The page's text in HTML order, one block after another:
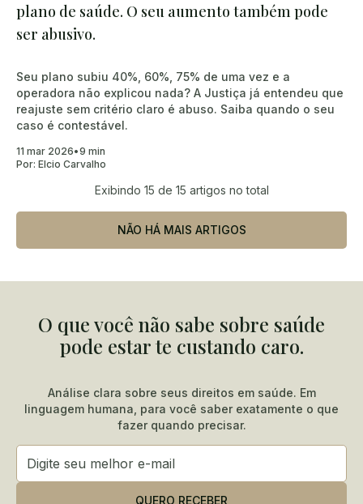
plano de saúde. O seu aumento também pode
ser abusivo.
Seu plano subiu 40%, 60%, 75% de uma vez e a
operadora não explicou nada? A Justiça já entendeu que
reajuste sem critério claro é abuso. Saiba quando o seu
caso é contestável.
11 mar 2026•9 min
Por: Elcio Carvalho
Exibindo 15 de 15 artigos no total
NÃO HÁ MAIS ARTIGOS
O que você não sabe sobre saúde
pode estar te custando caro.
Análise clara sobre seus direitos em saúde. Em
linguagem humana, para você saber exatamente o que
fazer quando precisar.
QUERO RECEBER